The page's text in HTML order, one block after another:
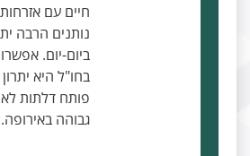
חיים עם אזרחות
נותנים הרבה יתרונות
ביום-יום. אפשרות
בחו"ל היא יתרון
פותח דלתות לאיכות
גבוהה באירופה.